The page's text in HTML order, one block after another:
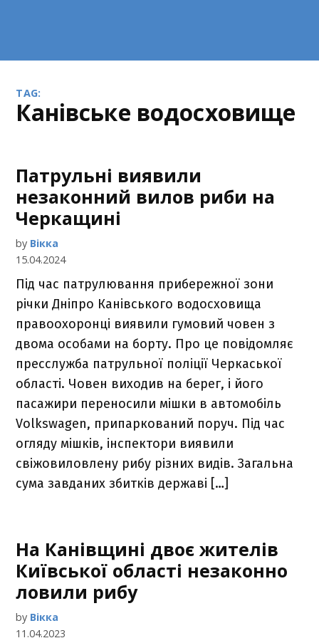
TAG:
Канівське водосховище
Патрульні виявили
незаконний вилов риби на
Черкащині
by Вікка
15.04.2024
Під час патрулювання прибережної зони
річки Дніпро Канівського водосховища
правоохоронці виявили гумовий човен з
двома особами на борту. Про це повідомляє
пресслужба патрульної поліції Черкаської
області. Човен виходив на берег, і його
пасажири переносили мішки в автомобіль
Volkswagen, припаркований поруч. Під час
огляду мішків, інспектори виявили
свіжовиловлену рибу різних видів. Загальна
сума завданих збитків державі […]
На Канівщині двоє жителів
Київської області незаконно
ловили рибу
by Вікка
11.04.2023